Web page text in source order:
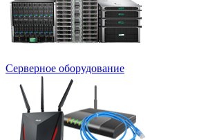
Серверное оборудование